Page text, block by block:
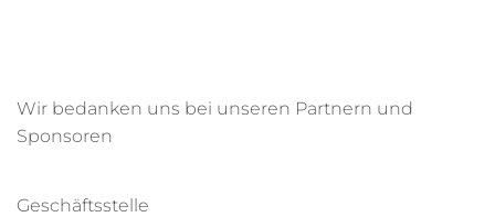
Wir bedanken uns bei unseren Partnern und
Sponsoren
Geschäftsstelle